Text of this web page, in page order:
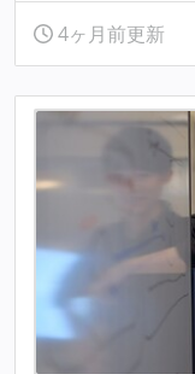
4ヶ月前更新